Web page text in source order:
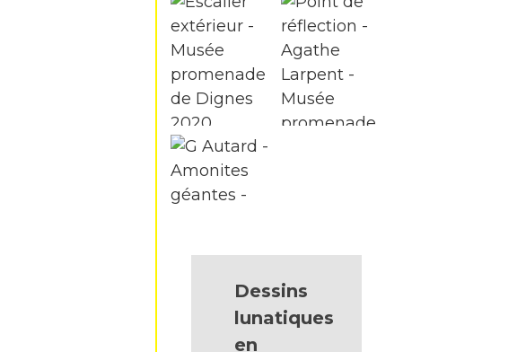
Dessins
lunatiques
en